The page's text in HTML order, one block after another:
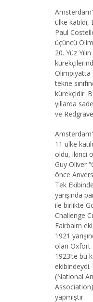
ülke
Paul
üçüncü
20. Yüz
Olimpiyatta
tekne
kürekçidir.
yıllarda
ve
11 ülke
oldu, ikinci
Guy Oliver
önce
Tek
yarışında
ile birlikte
Challenge
Fairbairn
1921
olan Oxfort
1923’te bu
ekibindeydi.
(National
Association)
yapmıştır.